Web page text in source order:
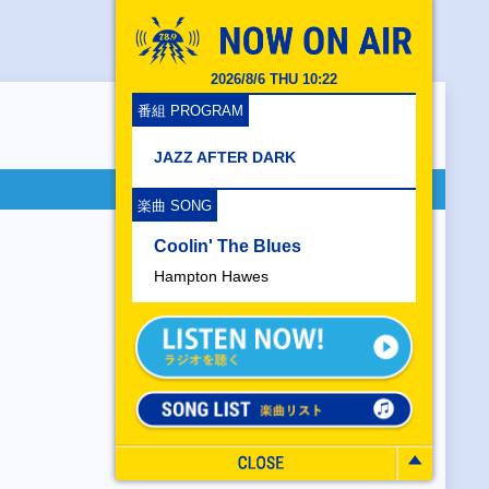
2026/8/6 THU 10:22
番組 PROGRAM
JAZZ AFTER DARK
楽曲 SONG
Coolin' The Blues
Hampton Hawes